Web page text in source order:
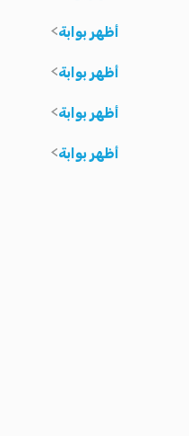
أظهر بوابة
أظهر بوابة
أظهر بوابة
أظهر بوابة